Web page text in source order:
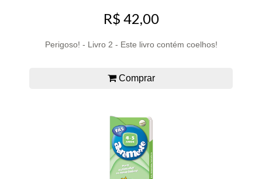
R$ 42,00
Perigoso! - Livro 2 - Este livro contém coelhos!
Comprar